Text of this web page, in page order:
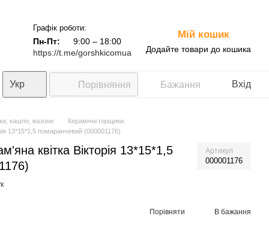
Графік роботи:
Пн-Пт:
9:00 – 18:00
https://t.me/gorshkicomua
Мій кошик
Додайте товари до кошика
Укр Порівняння Бажання Вхід
кашпо, вазони
Керамічні горщики
13*15*1,5 помаранчевий (000001176)
квітка Вікторія 13*15*1,5
Артикул
000001176
Порівняти В бажання